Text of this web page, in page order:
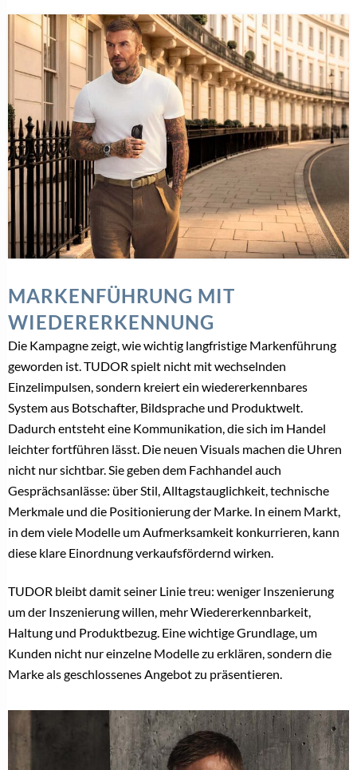
MARKENFÜHRUNG MIT
WIEDERERKENNUNG
Die Kampagne zeigt, wie wichtig langfristige Markenführung
geworden ist. TUDOR spielt nicht mit wechselnden
Einzelimpulsen, sondern kreiert ein wiedererkennbares
System aus Botschafter, Bildsprache und Produktwelt.
Dadurch entsteht eine Kommunikation, die sich im Handel
leichter fortführen lässt. Die neuen Visuals machen die Uhren
nicht nur sichtbar. Sie geben dem Fachhandel auch
Gesprächsanlässe: über Stil, Alltagstauglichkeit, technische
Merkmale und die Positionierung der Marke. In einem Markt,
in dem viele Modelle um Aufmerksamkeit konkurrieren, kann
diese klare Einordnung verkaufsfördernd wirken.
TUDOR bleibt damit seiner Linie treu: weniger Inszenierung
um der Inszenierung willen, mehr Wiedererkennbarkeit,
Haltung und Produktbezug. Eine wichtige Grundlage, um
Kunden nicht nur einzelne Modelle zu erklären, sondern die
Marke als geschlossenes Angebot zu präsentieren.